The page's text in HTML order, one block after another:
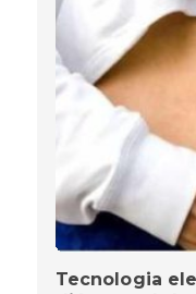
Tecnologia